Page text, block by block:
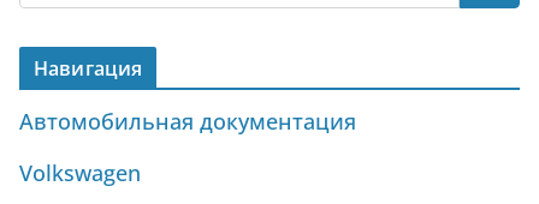
Навигация
Автомобильная документация
Volkswagen